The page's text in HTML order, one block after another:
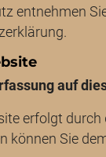
entnehmen
auf
erfolgt durch
können Sie